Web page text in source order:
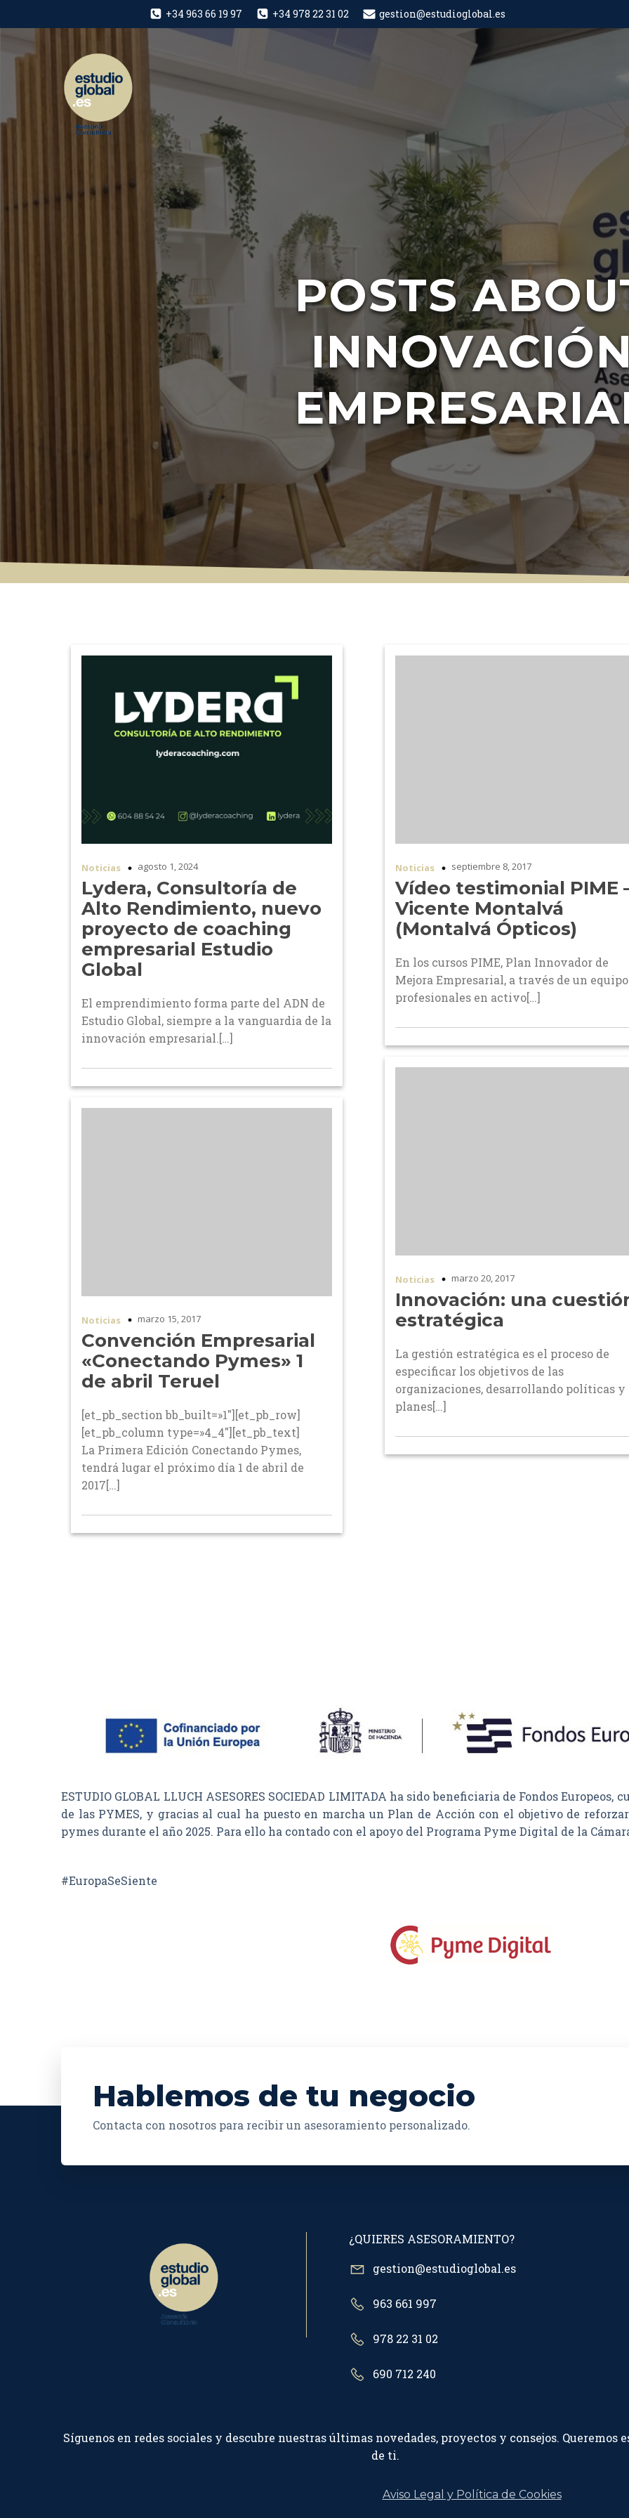
+34 963 66 19 97 +34 978 22 31 02 gestion@estudioglobal.es
POSTS
Noticias agosto 1, 2024
Lydera, Consultoría de
Alto Rendimiento, nuevo
proyecto de coaching
empresarial Estudio
Global
El emprendimiento forma parte del ADN de
Estudio Global, siempre a la vanguardia de la
innovación empresarial.[…]
Noticias septiembre 8, 2017
Vídeo testimonial PIME
Vicente Montalvá
(Montalvá Ópticos)
En los cursos PIME, Plan Innovador de
Mejora Empresarial, a través de un
profesionales en activo[…]
Noticias marzo 20, 2017
Innovación: una
estratégica
La gestión estratégica es el proceso de
especificar los objetivos de las
organizaciones, desarrollando políticas y
planes[…]
Noticias marzo 15, 2017
Convención Empresarial
«Conectando Pymes» 1
de abril Teruel
[et_pb_section bb_built=»1″][et_pb_row]
[et_pb_column type=»4_4″][et_pb_text]
La Primera Edición Conectando Pymes,
tendrá lugar el próximo día 1 de abril de
2017[…]
ESTUDIO GLOBAL LLUCH ASESORES SOCIEDAD LIMITADA ha sido beneficiaria de Fondos
de las PYMES, y gracias al cual ha puesto en marcha un Plan de Acción con el objetivo de
pymes durante el año 2025. Para ello ha contado con el apoyo del Programa Pyme Digital de la
#EuropaSeSiente
Hablemos de tu negocio
Contacta con nosotros para recibir un asesoramiento personalizado.
¿QUIERES ASESORAMIENTO?
gestion@estudioglobal.es
963 661 997
978 22 31 02
690 712 240
Síguenos en redes sociales y descubre nuestras últimas novedades, proyectos y consejos. Queremos
de ti.
Aviso Legal y Política de Cookies